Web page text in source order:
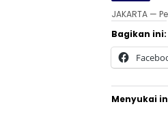
JAKARTA —
Bagikan ini:
Menyukai